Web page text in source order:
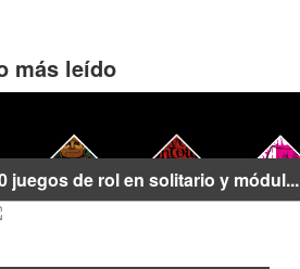
más leído
juegos de rol en solitario y módul...